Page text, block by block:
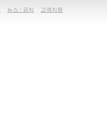
뉴스 / 공지 고객지원